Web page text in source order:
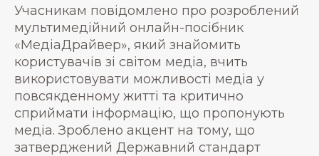
Учасникам повідомлено про розроблений
мультимедійний онлайн-посібник
«МедіаДрайвер», який знайомить
користувачів зі світом медіа, вчить
використовувати можливості медіа у
повсякденному житті та критично
сприймати інформацію, що пропонують
медіа. Зроблено акцент на тому, що
затверджений Державний стандарт